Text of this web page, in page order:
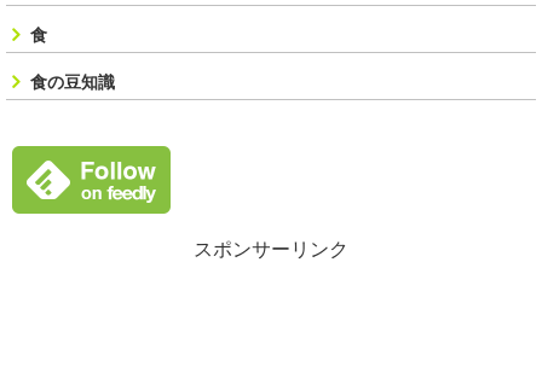
食
食の豆知識
スポンサーリンク